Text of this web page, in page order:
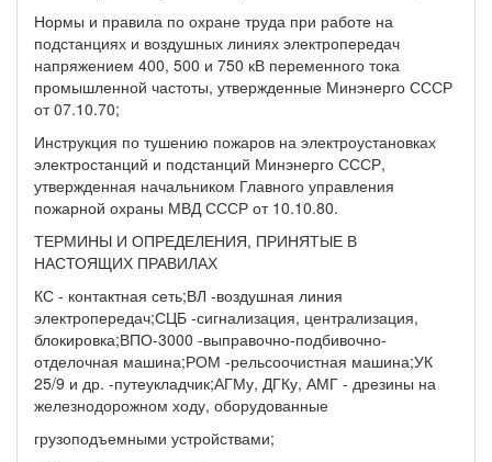
Нормы и правила по охране труда при работе на
подстанциях и воздушных линиях электропередач
напряжением 400, 500 и 750 кВ переменного тока
промышленной частоты, утвержденные Минэнерго СССР
от 07.10.70;
Инструкция по тушению пожаров на электроустановках
электростанций и подстанций Минэнерго СССР,
утвержденная начальником Главного управления
пожарной охраны МВД СССР от 10.10.80.
ТЕРМИНЫ И ОПРЕДЕЛЕНИЯ, ПРИНЯТЫЕ В
НАСТОЯЩИХ ПРАВИЛАХ
КС - контактная сеть;ВЛ -воздушная линия
электропередач;СЦБ -сигнализация, централизация,
блокировка;ВПО-3000 -выправочно-подбивочно-
отделочная машина;РОМ -рельсоочистная машина;УК
25/9 и др. -путеукладчик;АГМу, ДГКу, АМГ - дрезины на
железнодорожном ходу, оборудованные
грузоподъемными устройствами;